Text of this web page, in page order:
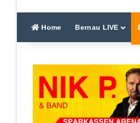
Home Bernau LIVE